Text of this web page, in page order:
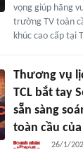
vọng giúp hãng
trường TV toàn
khúc cao cấp tại
Thương vụ
TCL bắt tay
sẵn sàng
toàn cầu
26/1/